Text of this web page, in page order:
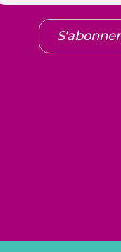
S'abonner